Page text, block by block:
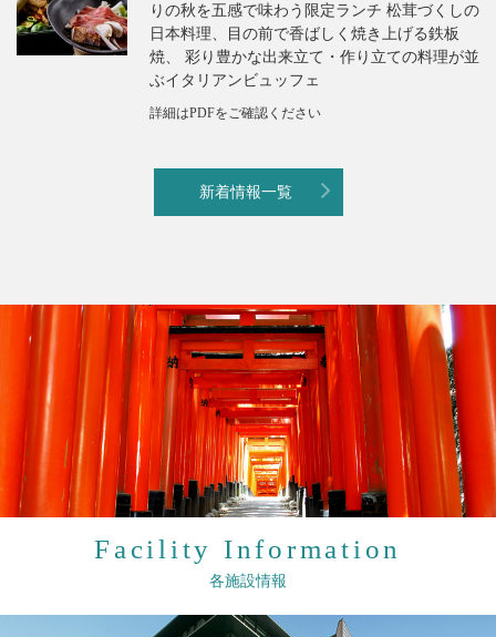
りの秋を五感で味わう限定ランチ 松茸づくしの
日本料理、目の前で香ばしく焼き上げる鉄板
焼、 彩り豊かな出来立て・作り立ての料理が並
ぶイタリアンビュッフェ
詳細はPDFをご確認ください
新着情報一覧
Facility Information
各施設情報